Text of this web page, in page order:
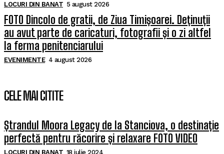
LOCURI DIN BANAT 5 august 2026
FOTO Dincolo de gratii, de Ziua Timișoarei. Deținuții
au avut parte de caricaturi, fotografii și o zi altfel
la ferma penitenciarului
EVENIMENTE 4 august 2026
CELE MAI CITITE
Ștrandul Moora Legacy de la Stanciova, o destinație
perfectă pentru răcorire și relaxare FOTO VIDEO
LOCURI DIN BANAT 18 iulie 2024